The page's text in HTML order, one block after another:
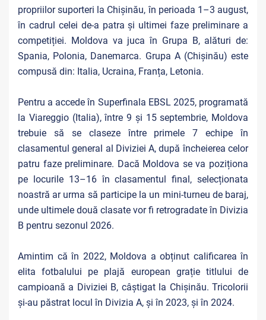
propriilor suporteri la Chișinău, în perioada 1–3 august,
în cadrul celei de-a patra și ultimei faze preliminare a
competiției. Moldova va juca în Grupa B, alături de:
Spania, Polonia, Danemarca. Grupa A (Chișinău) este
compusă din: Italia, Ucraina, Franța, Letonia.
Pentru a accede în Superfinala EBSL 2025, programată
la Viareggio (Italia), între 9 și 15 septembrie, Moldova
trebuie să se claseze între primele 7 echipe în
clasamentul general al Diviziei A, după încheierea celor
patru faze preliminare. Dacă Moldova se va poziționa
pe locurile 13–16 în clasamentul final, selecționata
noastră ar urma să participe la un mini-turneu de baraj,
unde ultimele două clasate vor fi retrogradate în Divizia
B pentru sezonul 2026.
Amintim că în 2022, Moldova a obținut calificarea în
elita fotbalului pe plajă european grație titlului de
campioană a Diviziei B, câștigat la Chișinău. Tricolorii
și-au păstrat locul în Divizia A, și în 2023, și în 2024.